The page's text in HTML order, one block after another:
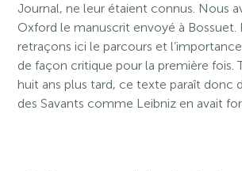
Journal, ne leur étaient connus. Nous
Oxford le manuscrit envoyé à Bossuet.
retraçons ici le parcours et
de façon critique pour la première fois.
huit ans plus tard, ce texte paraît donc
des Savants comme Leibniz en avait